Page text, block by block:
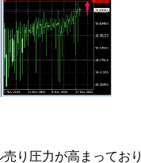
売り圧力が高まっており